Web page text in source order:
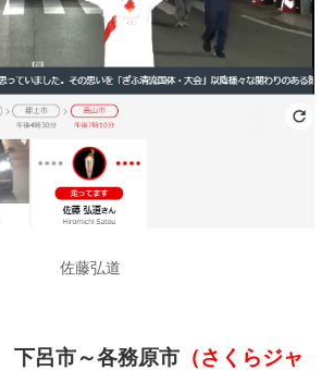
佐藤弘道
呂市～各務原市（さくらジャ